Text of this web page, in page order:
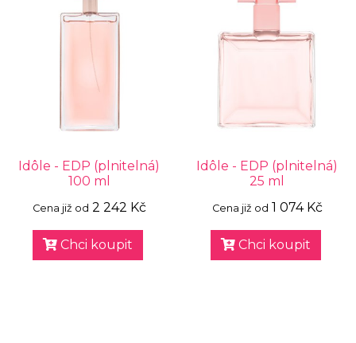
Idôle - EDP (plnitelná)
100 ml
Cena již od 2 242 Kč
Chci koupit
Idôle - EDP (plnitelná)
25 ml
Cena již od 1 074 Kč
Chci koupit